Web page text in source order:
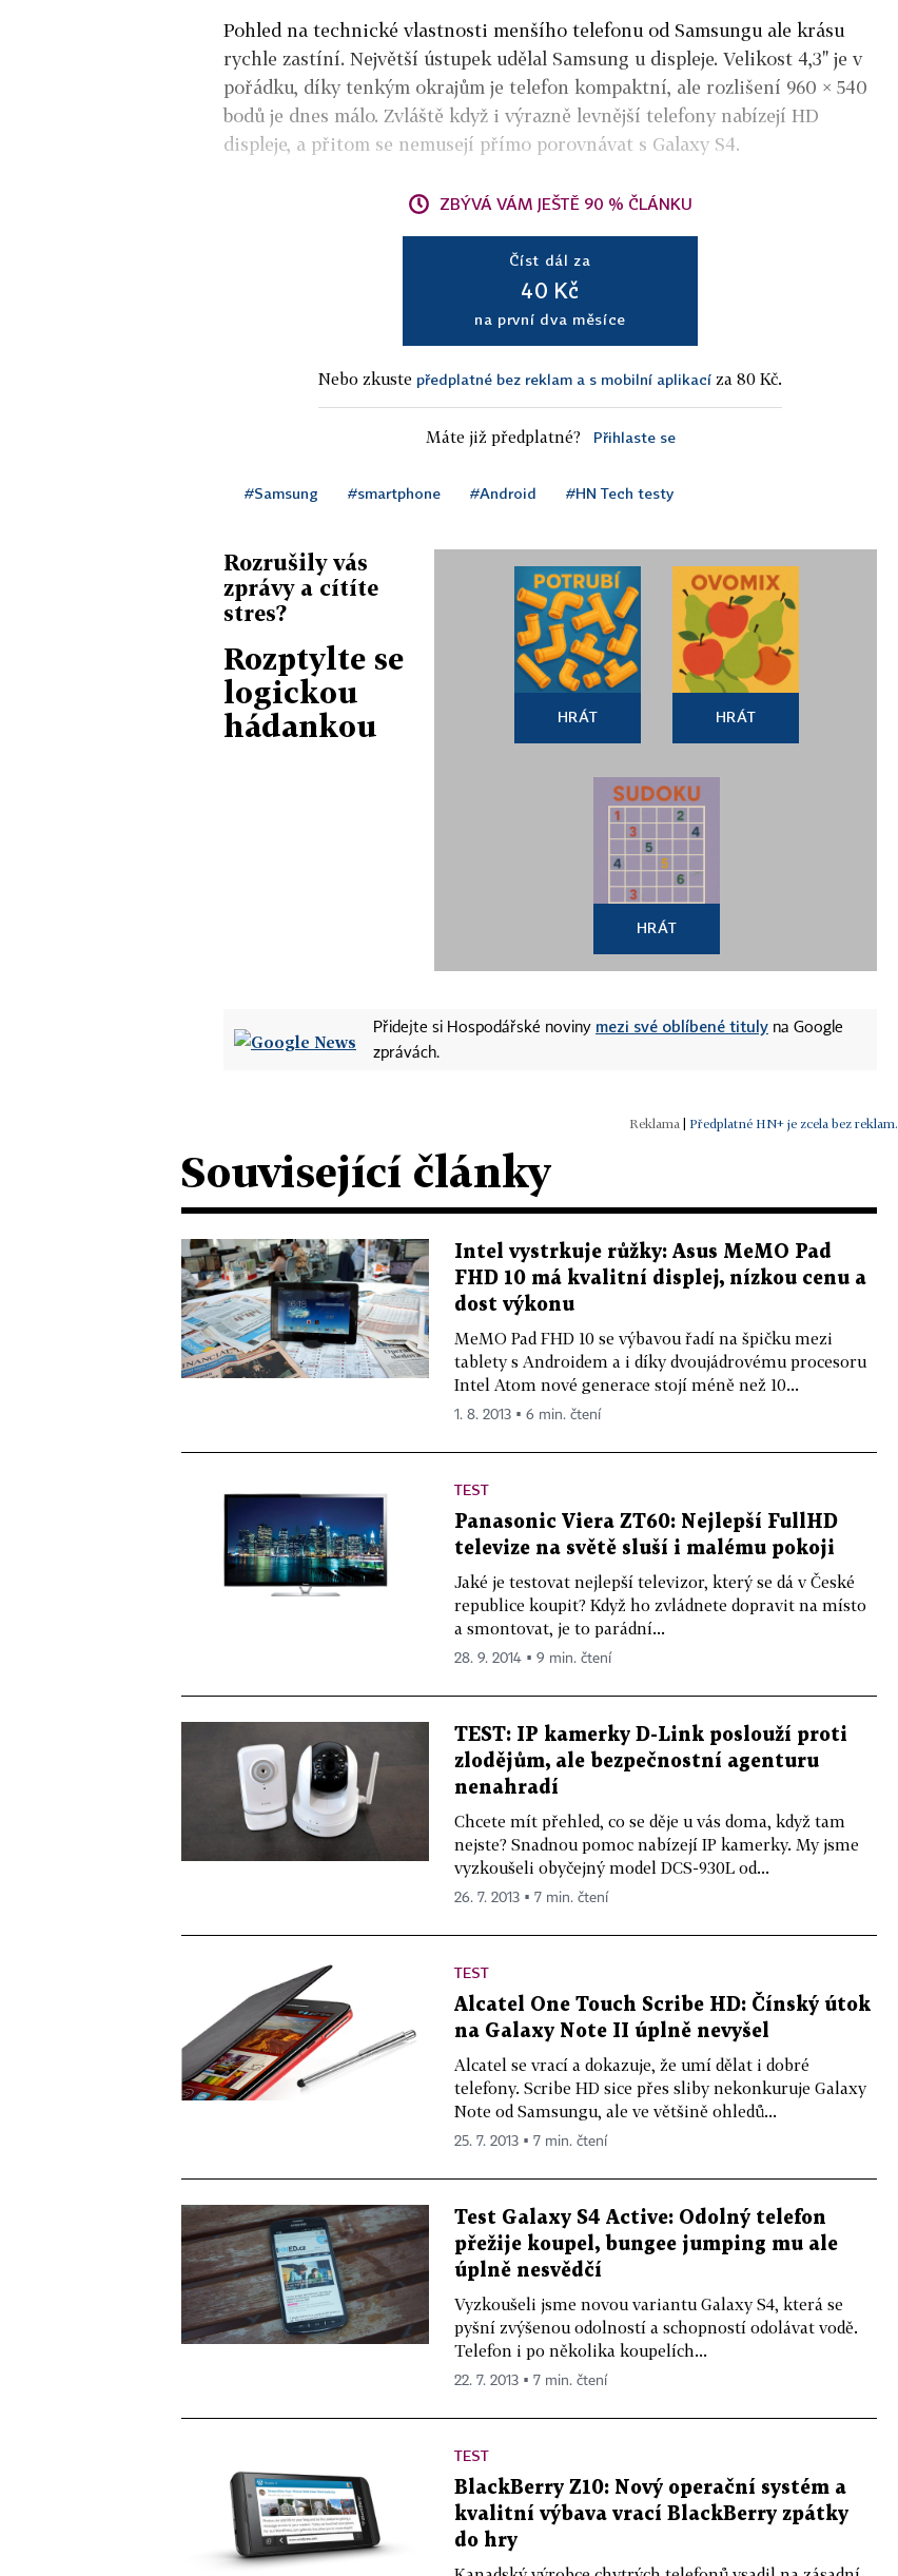
Pohled na technické vlastnosti menšího telefonu od Samsungu ale krásu
rychle zastíní. Největší ústupek udělal Samsung u displeje. Velikost 4,3" je v
pořádku, díky tenkým okrajům je telefon kompaktní, ale rozlišení 960 × 540
bodů je dnes málo. Zvláště když i výrazně levnější telefony nabízejí HD
displeje, a přitom se nemusejí přímo porovnávat s Galaxy S4.
ZBÝVÁ VÁM JEŠTĚ 90 % ČLÁNKU
Číst dál za
40 Kč
na první dva měsíce
Nebo zkuste předplatné bez reklam a s mobilní aplikací za 80 Kč.
Máte již předplatné? Přihlaste se
#Samsung #smartphone #Android #HN Tech testy
Rozrušily vás
zprávy a cítíte
stres?
Rozptylte se
logickou
hádankou
HRÁT HRÁT
HRÁT
Přidejte si Hospodářské noviny mezi své oblíbené tituly na Google
zprávách.
| Předplatné HN+ je zcela bez reklam.
Související články
Intel vystrkuje růžky: Asus MeMO Pad
FHD 10 má kvalitní displej, nízkou cenu a
dost výkonu
MeMO Pad FHD 10 se výbavou řadí na špičku mezi
tablety s Androidem a i díky dvoujádrovému procesoru
Intel Atom nové generace stojí méně než 10...
1. 8. 2013 ▪ 6 min. čtení
TEST
Panasonic Viera ZT60: Nejlepší FullHD
televize na světě sluší i malému pokoji
Jaké je testovat nejlepší televizor, který se dá v České
republice koupit? Když ho zvládnete dopravit na místo
a smontovat, je to parádní...
28. 9. 2014 ▪ 9 min. čtení
TEST: IP kamerky D-Link poslouží proti
zlodějům, ale bezpečnostní agenturu
nenahradí
Chcete mít přehled, co se děje u vás doma, když tam
nejste? Snadnou pomoc nabízejí IP kamerky. My jsme
vyzkoušeli obyčejný model DCS-930L od...
26. 7. 2013 ▪ 7 min. čtení
TEST
Alcatel One Touch Scribe HD: Čínský útok
na Galaxy Note II úplně nevyšel
Alcatel se vrací a dokazuje, že umí dělat i dobré
telefony. Scribe HD sice přes sliby nekonkuruje Galaxy
Note od Samsungu, ale ve většině ohledů...
25. 7. 2013 ▪ 7 min. čtení
Test Galaxy S4 Active: Odolný telefon
přežije koupel, bungee jumping mu ale
úplně nesvědčí
Vyzkoušeli jsme novou variantu Galaxy S4, která se
pyšní zvýšenou odolností a schopností odolávat vodě.
Telefon i po několika koupelích...
22. 7. 2013 ▪ 7 min. čtení
TEST
BlackBerry Z10: Nový operační systém a
kvalitní výbava vrací BlackBerry zpátky
do hry